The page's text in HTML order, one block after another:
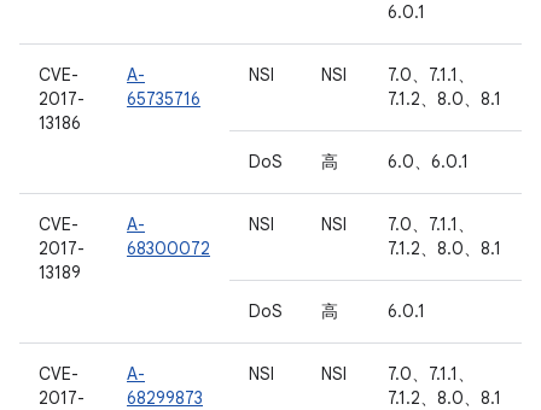
6.0.1
CVE-
2017-
13186
A-
65735716
NSI NSI
7.0、7.1.1、
7.1.2、8.0、8.1
DoS 高 6.0、6.0.1
CVE-
2017-
13189
A-
68300072
NSI NSI
7.0、7.1.1、
7.1.2、8.0、8.1
DoS 高 6.0.1
CVE-
2017-
A-
68299873
NSI NSI
7.0、7.1.1、
7.1.2、8.0、8.1